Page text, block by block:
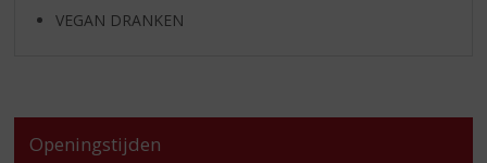
VEGAN DRANKEN
Openingstijden